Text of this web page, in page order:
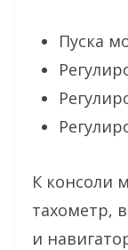
Пуска
К консоли
тахометр,
и